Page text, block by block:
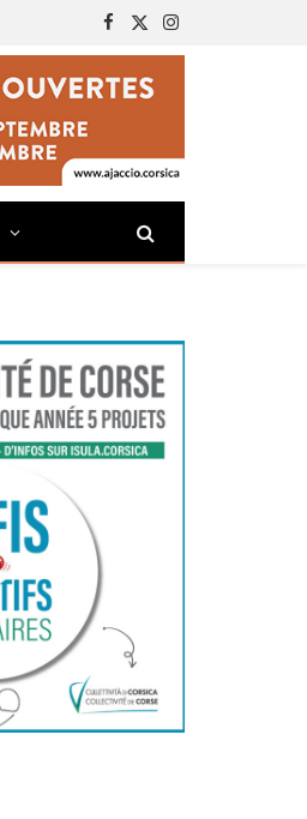
Facebook
X
(Twitter)
Instagram